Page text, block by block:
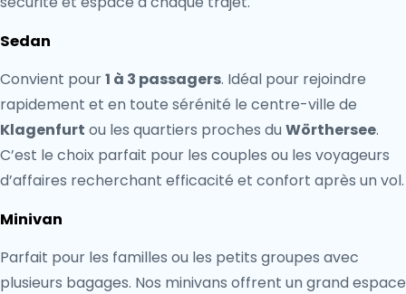
Sedan
Convient pour1 à 3 passagers. Idéal pour rejoindre
rapidement et en toute sérénité le centre-ville de
Klagenfurt ou les quartiers proches du Wörthersee.
C’est le choix parfait pour les couples ou les voyageurs
d’affaires recherchant efficacité et confort après un vol.
Minivan
Parfait pour les familles ou les petits groupes avec
plusieurs bagages. Nos minivans offrent un grand espace